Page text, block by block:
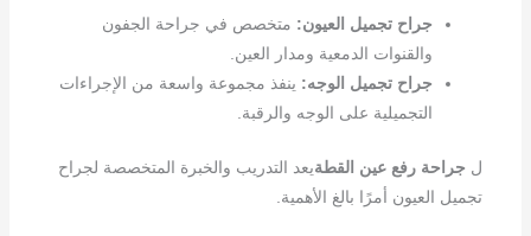
جراح تجميل العيون: متخصص في جراحة الجفون
والقنوات الدمعية ومدار العين.
جراح تجميل الوجه: ينفذ مجموعة واسعة من الإجراءات
التجميلية على الوجه والرقبة.
ل جراحة رفع عين القطةيعد التدريب والخبرة المتخصصة لجراح
تجميل العيون أمرًا بالغ الأهمية.